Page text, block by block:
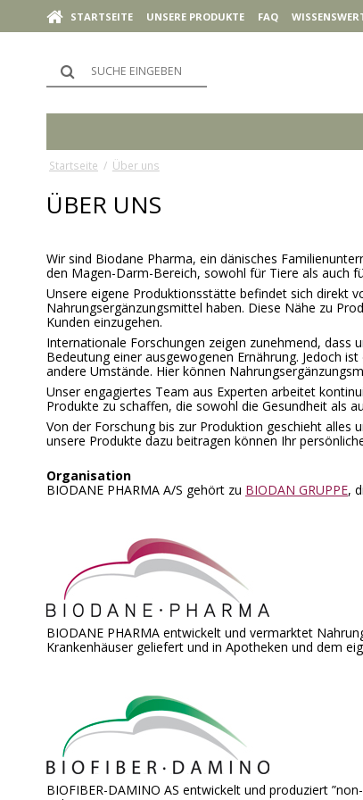
STARTSEITE UNSERE PRODUKTE FAQ
Startseite / Über uns
ÜBER UNS
Wir sind Biodane Pharma, ein dänisches
den Magen-Darm-Bereich, sowohl für Tiere als auch
Unsere eigene Produktionsstätte befindet sich direkt
Nahrungsergänzungsmittel haben. Diese Nähe zu
Kunden einzugehen.
Internationale Forschungen zeigen zunehmend, dass
Bedeutung einer ausgewogenen Ernährung. Jedoch
andere Umstände. Hier können
Unser engagiertes Team aus Experten arbeitet
Produkte zu schaffen, die sowohl die Gesundheit als
Von der Forschung bis zur Produktion geschieht
unsere Produkte dazu beitragen können Ihr
Organisation
BIODANE PHARMA A/S gehört zu BIODAN GRUPPE,
BIODANE PHARMA entwickelt und vermarktet
Krankenhäuser geliefert und in Apotheken und dem
BIOFIBER-DAMINO AS entwickelt und produziert